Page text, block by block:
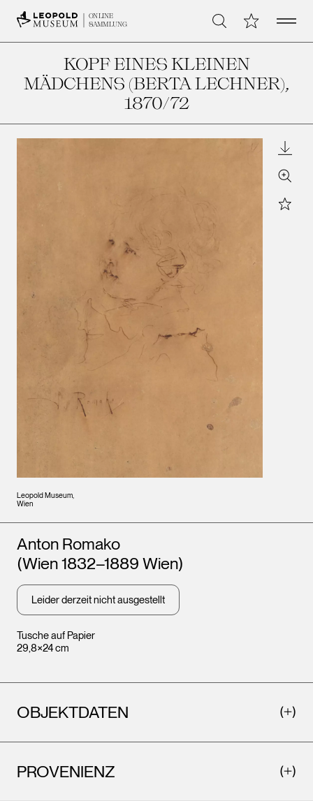
ONLINE
SAMMLUNG
Suche Meine Open
KOPF EINES KLEINEN
MÄDCHENS (BERTA LECHNER),
1870/72
Leopold Museum,
Wien
Zoom
Star
Tusche auf Papier
29,8×24 cm
Künstler*innen
Anton Romako
(Wien 1832–1889 Wien)
Leider derzeit nicht ausgestellt
OBJEKTDATEN
PROVENIENZ